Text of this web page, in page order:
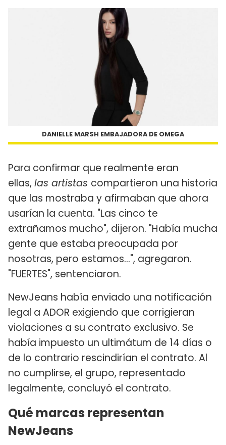
DANIELLE MARSH EMBAJADORA DE OMEGA
Para confirmar que realmente eran
ellas, las artistas compartieron una historia
que las mostraba y afirmaban que ahora
usarían la cuenta. "Las cinco te
extrañamos mucho", dijeron. "Había mucha
gente que estaba preocupada por
nosotras, pero estamos...", agregaron.
"FUERTES", sentenciaron.
NewJeans había enviado una notificación
legal a ADOR exigiendo que corrigieran
violaciones a su contrato exclusivo. Se
había impuesto un ultimátum de 14 días o
de lo contrario rescindirían el contrato. Al
no cumplirse, el grupo, representado
legalmente, concluyó el contrato.
Qué marcas representan
NewJeans